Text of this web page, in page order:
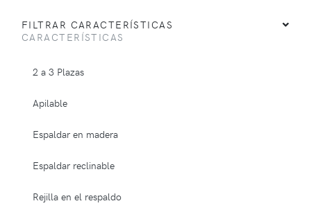
FILTRAR CARACTERÍSTICAS
CARACTERÍSTICAS
2 a 3 Plazas
Apilable
Espaldar en madera
Espaldar reclinable
Rejilla en el respaldo